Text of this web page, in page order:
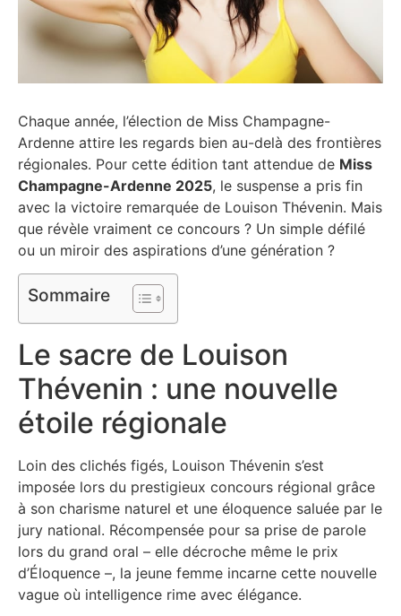
Chaque année, l’élection de Miss Champagne-
Ardenne attire les regards bien au-delà des frontières
régionales. Pour cette édition tant attendue de Miss
Champagne-Ardenne 2025, le suspense a pris fin
avec la victoire remarquée de Louison Thévenin. Mais
que révèle vraiment ce concours ? Un simple défilé
ou un miroir des aspirations d’une génération ?
Sommaire
Le sacre de Louison
Thévenin : une nouvelle
étoile régionale
Loin des clichés figés, Louison Thévenin s’est
imposée lors du prestigieux concours régional grâce
à son charisme naturel et une éloquence saluée par le
jury national. Récompensée pour sa prise de parole
lors du grand oral – elle décroche même le prix
d’Éloquence –, la jeune femme incarne cette nouvelle
vague où intelligence rime avec élégance.